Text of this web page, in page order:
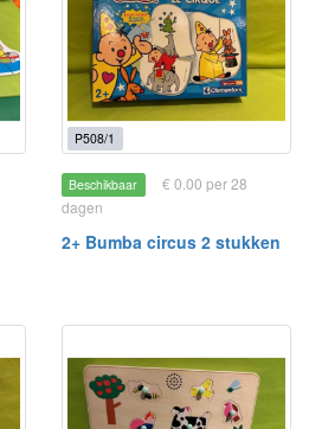
P508/1
Beschikbaar
€ 0.00 per 28
dagen
2+ Bumba circus 2 stukken